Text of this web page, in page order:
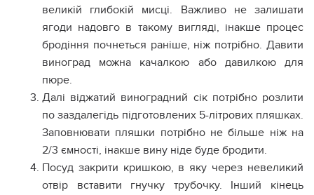
великій глибокій мисці. Важливо не залишати
ягоди надовго в такому вигляді, інакше процес
бродіння почнеться раніше, ніж потрібно. Давити
виноград можна качалкою або давилкою для
пюре.
Далі віджатий виноградний сік потрібно розлити
по заздалегідь підготовлених 5-літрових пляшках.
Заповнювати пляшки потрібно не більше ніж на
2/3 ємності, інакше вину ніде буде бродити.
Посуд закрити кришкою, в яку через невеликий
отвір вставити гнучку трубочку. Інший кінець